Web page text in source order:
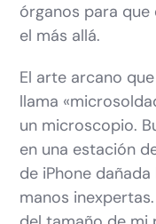
órganos para
el más allá.
El arte arcano
llama
un microscopio.
en una estación
de iPhone
manos